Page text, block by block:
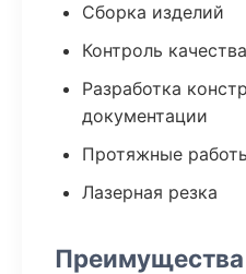
Сборка изделий
Контроль качества
Разработка
документации
Протяжные
Лазерная резка